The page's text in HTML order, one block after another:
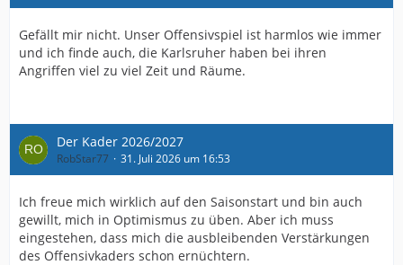
Gefällt mir nicht. Unser Offensivspiel ist harmlos wie immer
und ich finde auch, die Karlsruher haben bei ihren
Angriffen viel zu viel Zeit und Räume.
Der Kader 2026/2027
RobStar77 31. Juli 2026 um 16:53
Ich freue mich wirklich auf den Saisonstart und bin auch
gewillt, mich in Optimismus zu üben. Aber ich muss
eingestehen, dass mich die ausbleibenden Verstärkungen
des Offensivkaders schon ernüchtern.